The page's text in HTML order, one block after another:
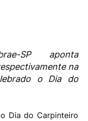
SP aponta
na
o Dia do
Dia do Carpinteiro